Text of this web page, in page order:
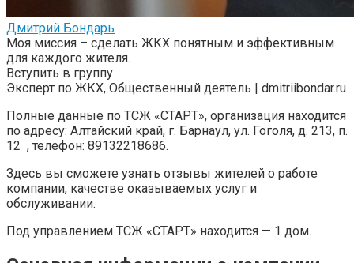
Дмитрий Бондарь
Моя миссия – сделать ЖКХ понятным и эффективным
для каждого жителя.
Вступить в группу
Эксперт по ЖКХ, Общественный деятель | dmitriibondar.ru
Полные данные по ТСЖ «СТАРТ», организация находится
по адресу: Алтайский край, г. Барнаул, ул. Гоголя, д. 213, п.
12 , телефон: 89132218686.
Здесь вы сможете узнать отзывы жителей о работе
компании, качестве оказываемых услуг и
обслуживании.
Под управлением ТСЖ «СТАРТ» находится — 1 дом.